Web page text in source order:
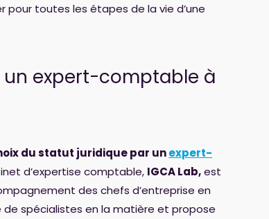
toutes les étapes de la vie d’une
expert-comptable à
du statut juridique par unexpert-
d’expertise comptable, IGCA Lab,est
des chefs d’entreprise en
spécialistes en la matière et propose